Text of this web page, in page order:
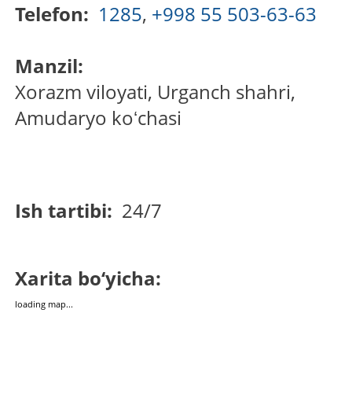
Telefon: 1285, +998 55 503-63-63
Manzil:
Xorazm viloyati, Urganch shahri,
Amudaryo koʻchasi
Ish tartibi: 24/7
Xarita bo‘yicha:
loading map...